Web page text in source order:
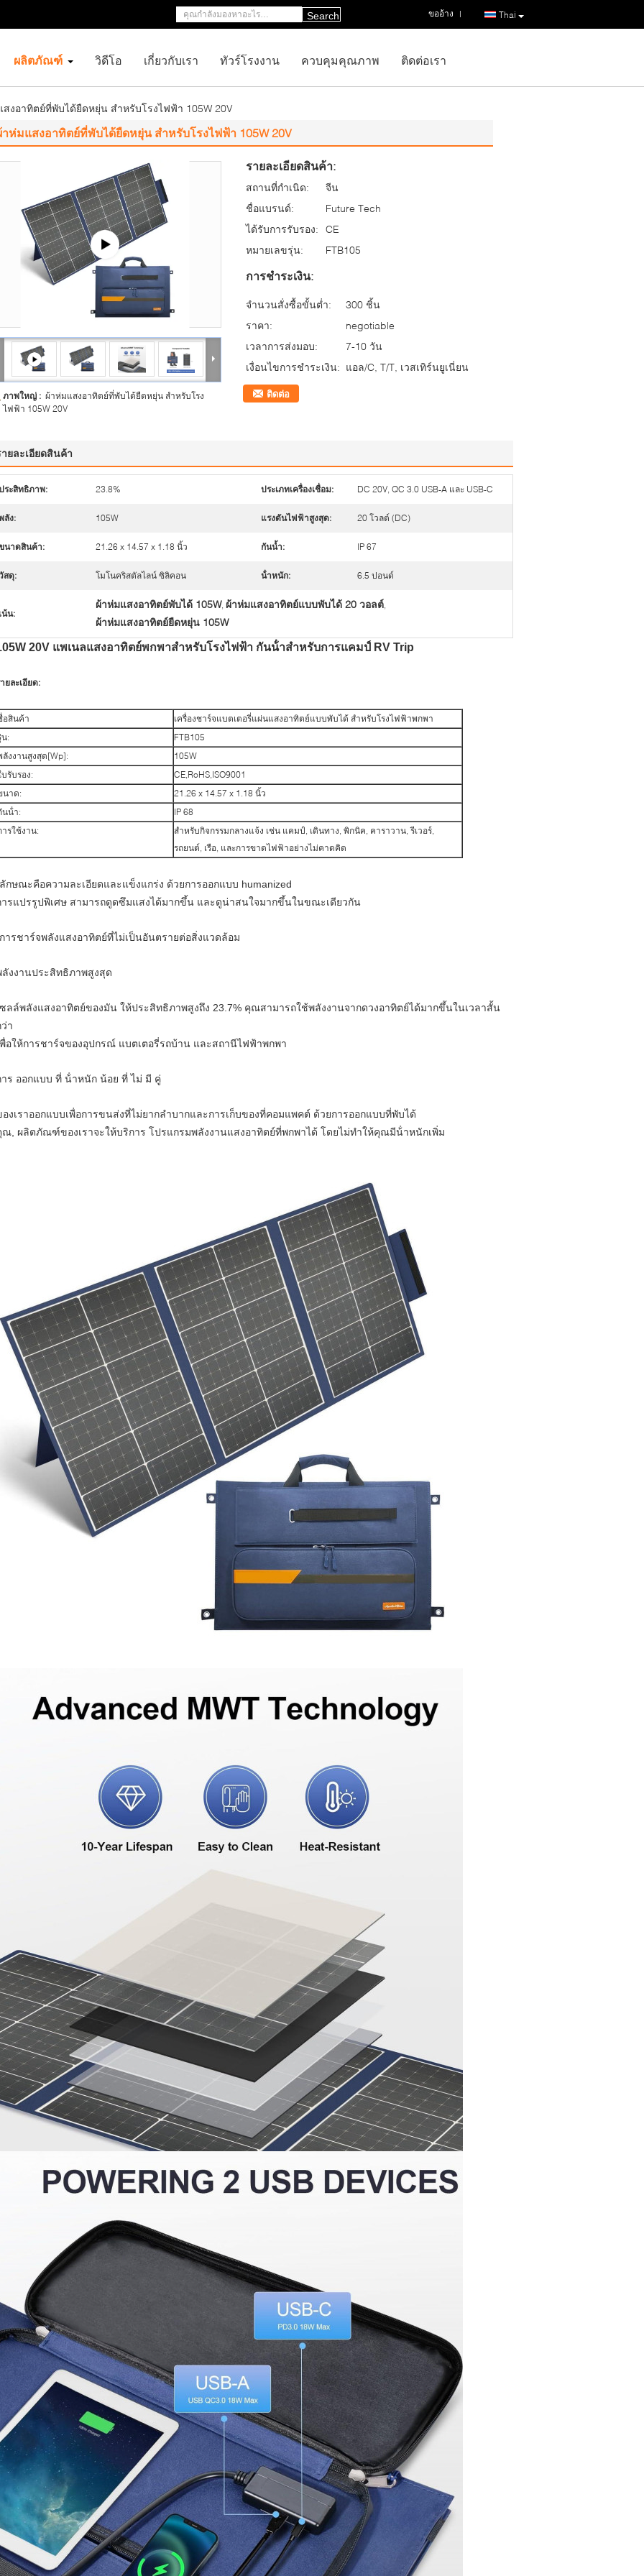
Thai
ขออ้าง |
Search
ผลิตภัณฑ์ วิดีโอ เกี่ยวกับเรา ทัวร์โรงงาน ควบคุมคุณภาพ ติดต่อเรา
สงอาทิตย์ที่พับได้ยืดหยุ่น สําหรับโรงไฟฟ้า 105W 20V
าห่มแสงอาทิตย์ที่พับได้ยืดหยุ่น สําหรับโรงไฟฟ้า 105W 20V
ภาพใหญ่ : ผ้าห่มแสงอาทิตย์ที่พับได้ยืดหยุ่น สําหรับโรง
ไฟฟ้า 105W 20V
รายละเอียดสินค้า:
สถานที่กำเนิด:
จีน
ชื่อแบรนด์:
Future Tech
ได้รับการรับรอง:
CE
หมายเลขรุ่น:
FTB105
การชำระเงิน:
จำนวนสั่งซื้อขั้นต่ำ:
300 ชิ้น
ราคา:
negotiable
เวลาการส่งมอบ:
7-10 วัน
เงื่อนไขการชำระเงิน: แอล/C, T/T, เวสเทิร์นยูเนี่ยน
ติดต่อ
ยละเอียดสินค้า
ระสิทธิภาพ: 23.8% ประเภทเครื่องเชื่อม: DC 20V, QC 3.0 USB-A และ USB-C
ลัง: 105W แรงดันไฟฟ้าสูงสุด: 20 โวลต์ (DC)
นาดสินค้า: 21.26 x 14.57 x 1.18 นิ้ว กันน้ำ: IP 67
สดุ: โมโนคริสตัลไลน์ ซิลิคอน น้ําหนัก: 6.5 ปอนด์
น้น:
ผ้าห่มแสงอาทิตย์พับได้ 105W, ผ้าห่มแสงอาทิตย์แบบพับได้ 20 วอลต์,
ผ้าห่มแสงอาทิตย์ยืดหยุ่น 105W
20V แพเนลแสงอาทิตย์พกพาสําหรับโรงไฟฟ้า กันน้ําสําหรับการแคมป์ RV Trip
ยละเอียด:
อสินค้า
เครื่องชาร์จแบตเตอรี่แผ่นแสงอาทิตย์แบบพับได้ สําหรับโรงไฟฟ้าพกพา
น:
FTB105
ลังงานสูงสุด[Wp]:
105W
บรับรอง:
CE,RoHS,ISO9001
นาด:
21.26 x 14.57 x 1.18 นิ้ว
นน้ํา:
IP 68
ารใช้งาน:
สําหรับกิจกรรมกลางแจ้ง เช่น แคมป์, เดินทาง, พิกนิค, คาราวาน, รีเวอร์,
รถยนต์, เรือ, และการขาดไฟฟ้าอย่างไม่คาดคิด
กษณะคือความละเอียดและแข็งแกร่ง ด้วยการออกแบบ humanized
ารแปรรูปพิเศษ สามารถดูดซึมแสงได้มากขึ้น และดูน่าสนใจมากขึ้นในขณะเดียวกัน
ารชาร์จพลังแสงอาทิตย์ที่ไม่เป็นอันตรายต่อสิ่งแวดล้อม
ลังงานประสิทธิภาพสูงสุด
ลล์พลังแสงอาทิตย์ของมัน ให้ประสิทธิภาพสูงถึง 23.7% คุณสามารถใช้พลังงานจากดวงอาทิตย์ได้มากขึ้นในเวลาสั้น
า
พื่อให้การชาร์จของอุปกรณ์ แบตเตอรี่รถบ้าน และสถานีไฟฟ้าพกพา
าร ออกแบบ ที่ น้ําหนัก น้อย ที่ ไม่ มี คู่
งเราออกแบบเพื่อการขนส่งที่ไม่ยากลําบากและการเก็บของที่คอมแพคต์ ด้วยการออกแบบที่พับได้
ณ, ผลิตภัณฑ์ของเราจะให้บริการ โปรแกรมพลังงานแสงอาทิตย์ที่พกพาได้ โดยไม่ทําให้คุณมีน้ําหนักเพิ่ม